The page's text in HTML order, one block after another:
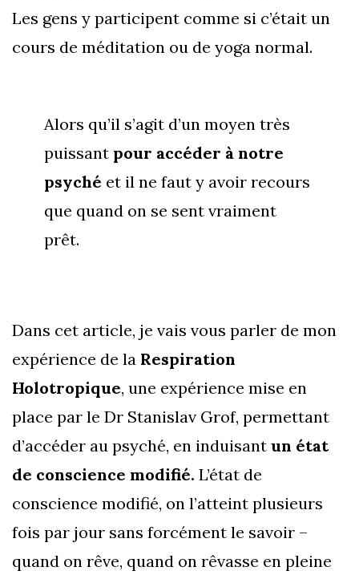
Les gens y participent comme si c’était un
cours de méditation ou de yoga normal.
Alors qu’il s’agit d’un moyen très
puissant pour accéder à notre
psyché et il ne faut y avoir recours
que quand on se sent vraiment
prêt.
Dans cet article, je vais vous parler de mon
expérience de la Respiration
Holotropique, une expérience mise en
place par le Dr Stanislav Grof, permettant
d’accéder au psyché, en induisant un état
de conscience modifié. L’état de
conscience modifié, on l’atteint plusieurs
fois par jour sans forcément le savoir –
quand on rêve, quand on rêvasse en pleine